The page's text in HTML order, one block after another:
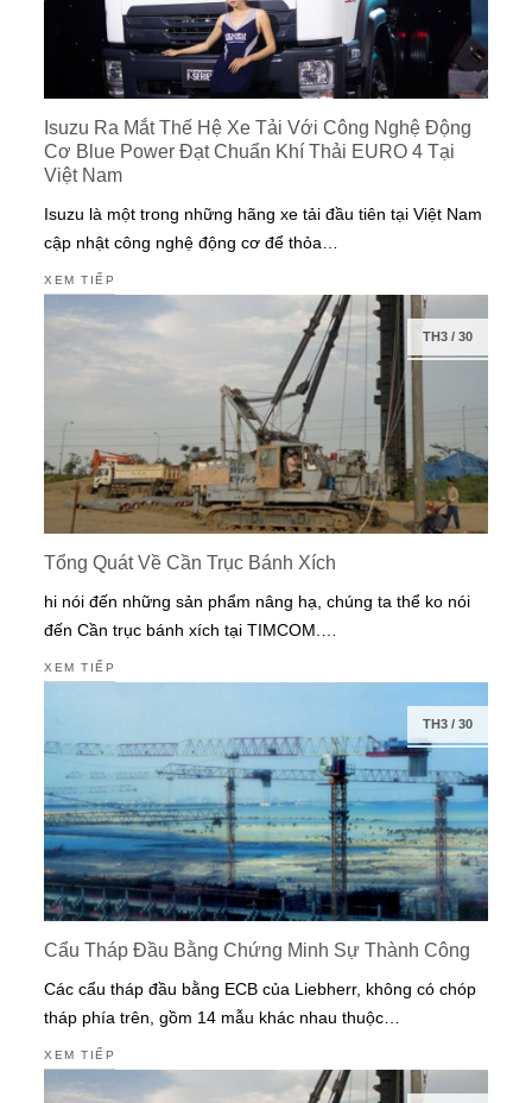
Isuzu Ra Mắt Thế Hệ Xe Tải Với Công Nghệ Động
Cơ Blue Power Đạt Chuẩn Khí Thải EURO 4 Tại
Việt Nam
Isuzu là một trong những hãng xe tải đầu tiên tại Việt Nam
cập nhật công nghệ động cơ để thỏa…
XEM TIẾP
TH3/ 30
Tổng Quát Về Cần Trục Bánh Xích
hi nói đến những sản phẩm nâng hạ, chúng ta thể ko nói
đến Cần trục bánh xích tại TIMCOM.…
XEM TIẾP
TH3/ 30
Cẩu Tháp Đầu Bằng Chứng Minh Sự Thành Công
Các cẩu tháp đầu bằng ECB của Liebherr, không có chóp
tháp phía trên, gồm 14 mẫu khác nhau thuộc…
XEM TIẾP